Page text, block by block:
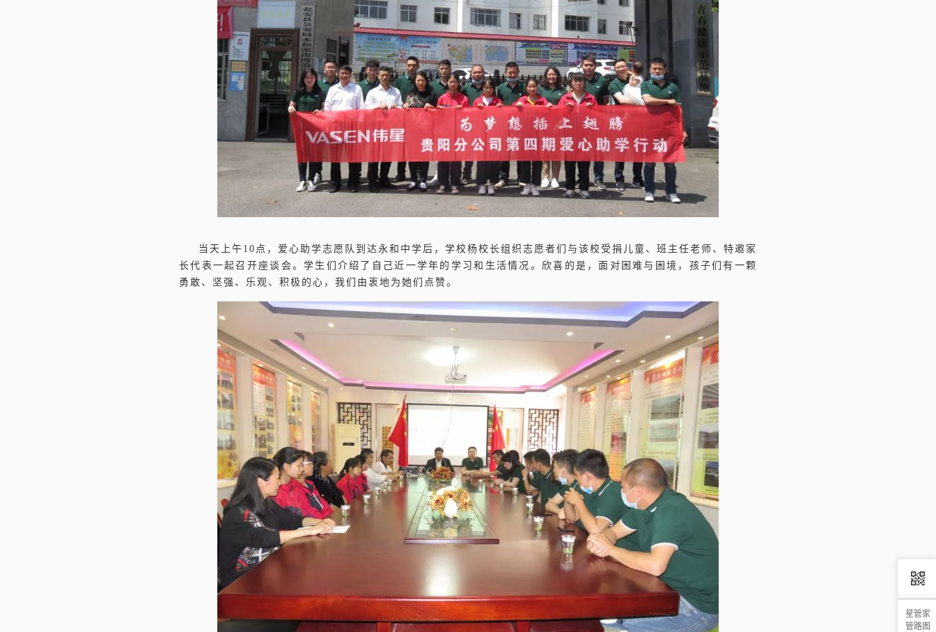
星管家
管路图
当天上午10点，爱心助学志愿队到达永和中学后，学校杨校长组织志愿者们与该校受捐儿童、班主任老师、特邀家
长代表一起召开座谈会。学生们介绍了自己近一学年的学习和生活情况。欣喜的是，面对困难与困境，孩子们有一颗
勇敢、坚强、乐观、积极的心，我们由衷地为她们点赞。